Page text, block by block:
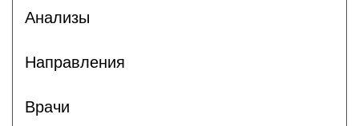
Анализы
Направления
Врачи